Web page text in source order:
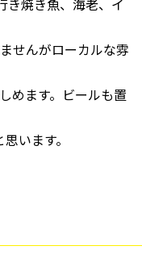
き焼き魚、海老、イ
せんがローカルな雰
めます。ビールも置
います。